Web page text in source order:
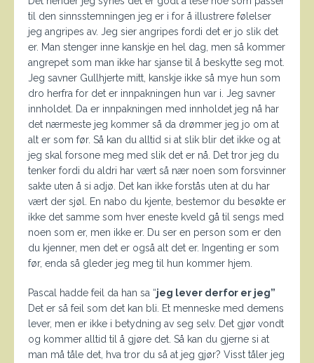
til den sinnsstemningen jeg er i for å illustrere følelser
jeg angripes av. Jeg sier angripes fordi det er jo slik det
er. Man stenger inne kanskje en hel dag, men så kommer
angrepet som man ikke har sjanse til å beskytte seg mot.
Jeg savner Gullhjerte mitt, kanskje ikke så mye hun som
dro herfra for det er innpakningen hun var i. Jeg savner
innholdet. Da er innpakningen med innholdet jeg nå har
det nærmeste jeg kommer så da drømmer jeg jo om at
alt er som før. Så kan du alltid si at slik blir det ikke og at
jeg skal forsone meg med slik det er nå. Det tror jeg du
tenker fordi du aldri har vært så nær noen som forsvinner
sakte uten å si adjø. Det kan ikke forstås uten at du har
vært der sjøl. En nabo du kjente, bestemor du besøkte er
ikke det samme som hver eneste kveld gå til sengs med
noen som er, men ikke er. Du ser en person som er den
du kjenner, men det er også alt det er. Ingenting er som
før, enda så gleder jeg meg til hun kommer hjem.
Pascal hadde feil da han sa “jeg lever derfor er jeg”
Det er så feil som det kan bli. Et menneske med demens
lever, men er ikke i betydning av seg selv. Det gjør vondt
og kommer alltid til å gjøre det. Så kan du gjerne si at
man må tåle det, hva tror du så at jeg gjør? Visst tåler jeg